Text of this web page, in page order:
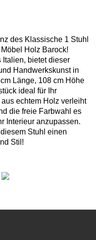
des Klassische 1 Stuhl
Holz Barock!
Italien, bietet dieser
Handwerkskunst in
Länge, 108 cm Höhe
ideal für Ihr
echtem Holz verleiht
die freie Farbwahl es
Interieur anzupassen.
Stuhl einen
Stil!